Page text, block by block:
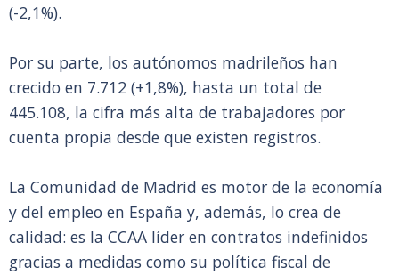
(-2,1%).
Por su parte, los autónomos madrileños han
crecido en 7.712 (+1,8%), hasta un total de
445.108, la cifra más alta de trabajadores por
cuenta propia desde que existen registros.
La Comunidad de Madrid es motor de la economía
y del empleo en España y, además, lo crea de
calidad: es la CCAA líder en contratos indefinidos
gracias a medidas como su política fiscal de